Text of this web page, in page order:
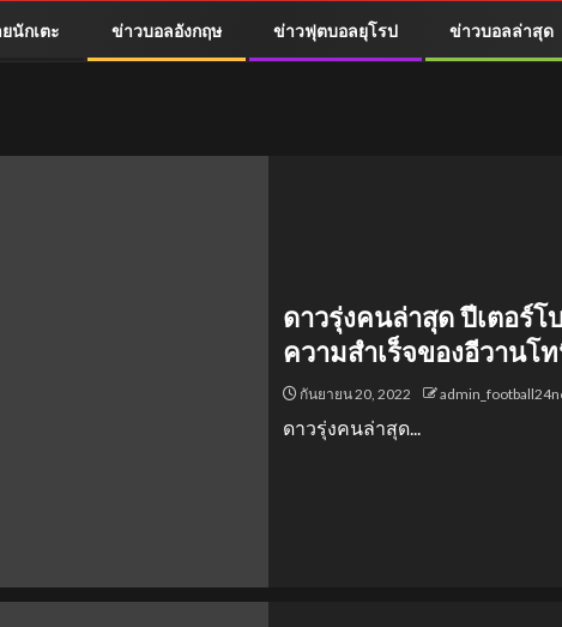
นักเตะ ข่าวบอลอังกฤษ ข่าวฟุตบอลยุโรป ข่าวบอลล่าสุด
ดาวรุ่งคนล่าสุด ปีเตอร์
ความสำเร็จของอีวานโ
กันยายน 20, 2022
ดาวรุ่งคนล่าสุด...